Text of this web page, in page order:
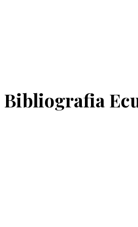
Bibliografia